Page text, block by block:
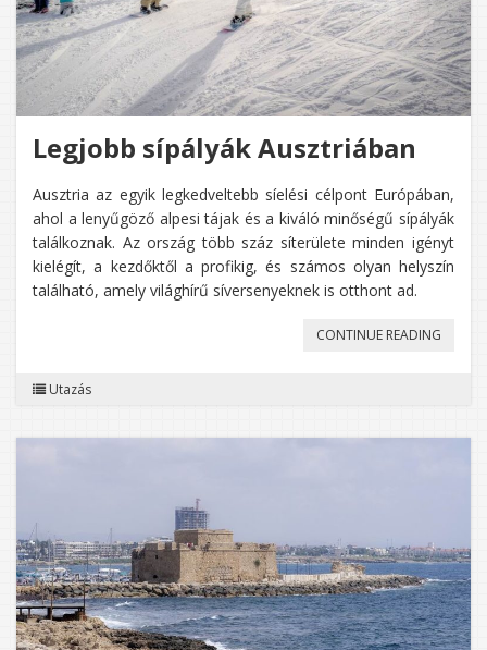
Legjobb sípályák Ausztriában
Ausztria az egyik legkedveltebb síelési célpont Európában,
ahol a lenyűgöző alpesi tájak és a kiváló minőségű sípályák
találkoznak. Az ország több száz síterülete minden igényt
kielégít, a kezdőktől a profikig, és számos olyan helyszín
található, amely világhírű síversenyeknek is otthont ad.
CONTINUE READING
Utazás